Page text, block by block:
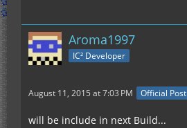
Aroma1997
IC² Developer
August 11, 2015 at 7:03 PM Official Post
will be include in next Build...